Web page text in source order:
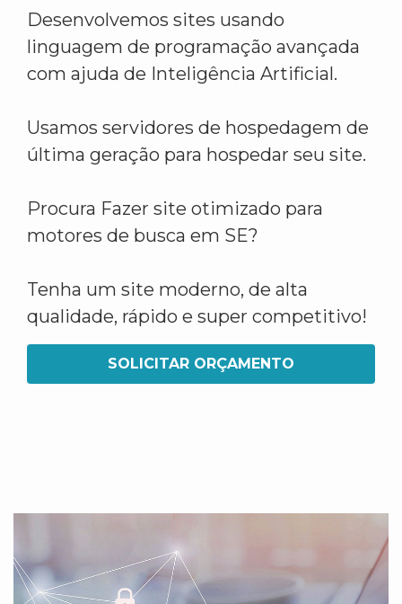
Desenvolvemos sites usando
linguagem de programação avançada
com ajuda de Inteligência Artificial.
Usamos servidores de hospedagem de
última geração para hospedar seu site.
Procura Fazer site otimizado para
motores de busca em SE?
Tenha um site moderno, de alta
qualidade, rápido e super competitivo!
SOLICITAR ORÇAMENTO